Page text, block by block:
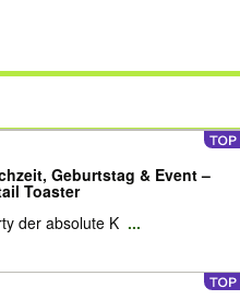
Geburtstag & Event –
Toaster
der absolute K ...